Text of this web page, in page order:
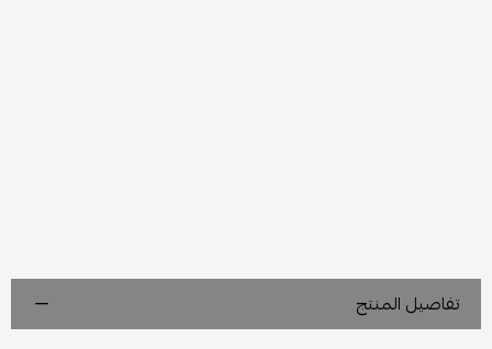
تفاصيل المنتج